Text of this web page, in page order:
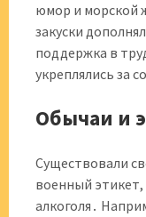
юмор и морской
закуски
поддержка в
укреплялись за
Обычаи и
Существовали
военный
алкоголя․